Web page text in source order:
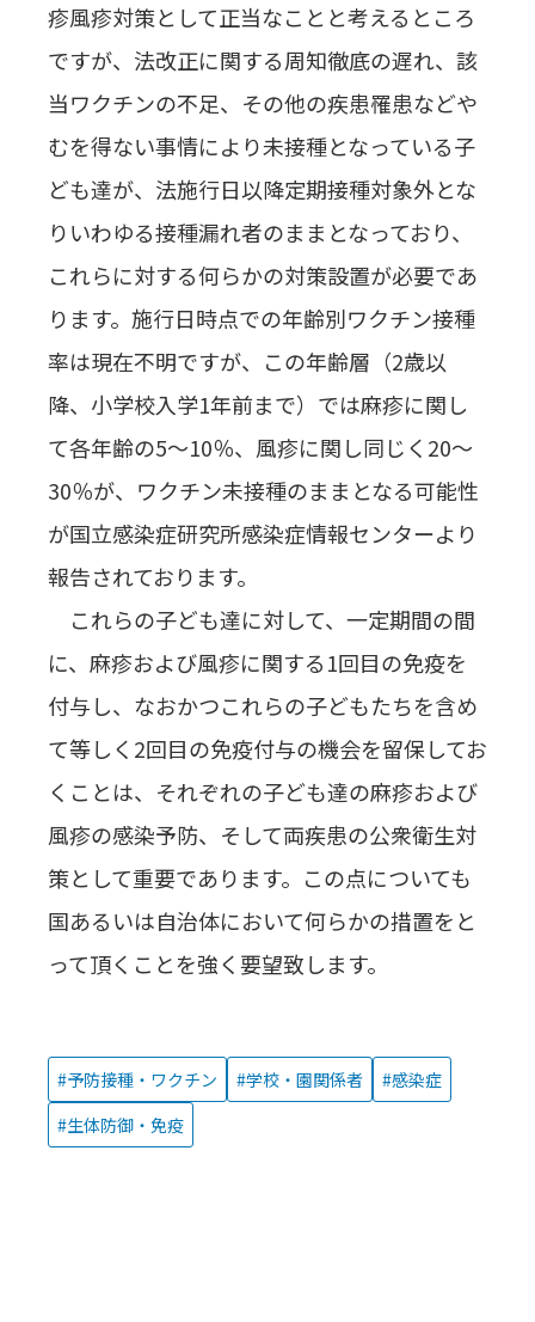
疹風疹対策として正当なことと考えるところ
ですが、法改正に関する周知徹底の遅れ、該
当ワクチンの不足、その他の疾患罹患などや
むを得ない事情により未接種となっている子
ども達が、法施行日以降定期接種対象外とな
りいわゆる接種漏れ者のままとなっており、
これらに対する何らかの対策設置が必要であ
ります。施行日時点での年齢別ワクチン接種
率は現在不明ですが、この年齢層（2歳以
降、小学校入学1年前まで）では麻疹に関し
て各年齢の5～10％、風疹に関し同じく20～
30％が、ワクチン未接種のままとなる可能性
が国立感染症研究所感染症情報センターより
報告されております。
これらの子ども達に対して、一定期間の間
に、麻疹および風疹に関する1回目の免疫を
付与し、なおかつこれらの子どもたちを含め
て等しく2回目の免疫付与の機会を留保してお
くことは、それぞれの子ども達の麻疹および
風疹の感染予防、そして両疾患の公衆衛生対
策として重要であります。この点についても
国あるいは自治体において何らかの措置をと
って頂くことを強く要望致します。
予防接種・ワクチン 学校・園関係者
感染症
生体防御・免疫